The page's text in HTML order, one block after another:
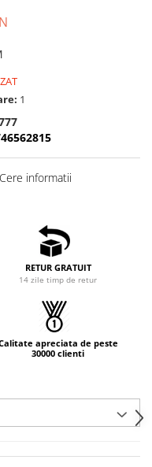
1
informatii
RETUR GRATUIT
14 zile timp de retur
apreciata de peste
30000 clienti